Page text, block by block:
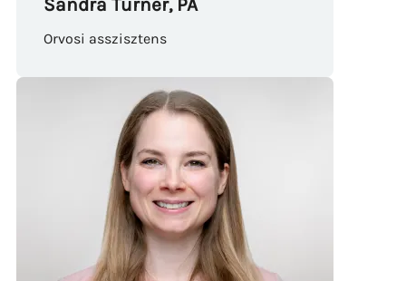
Sandra Turner, PA
Orvosi asszisztens